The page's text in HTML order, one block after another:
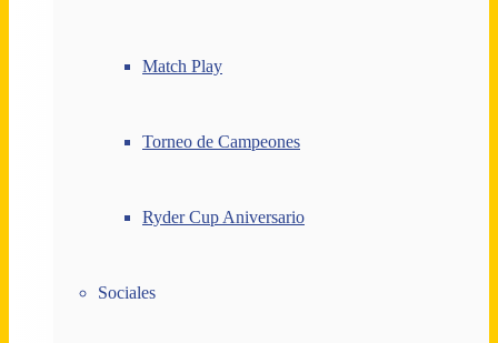
Match Play
Torneo de Campeones
Ryder Cup Aniversario
Sociales